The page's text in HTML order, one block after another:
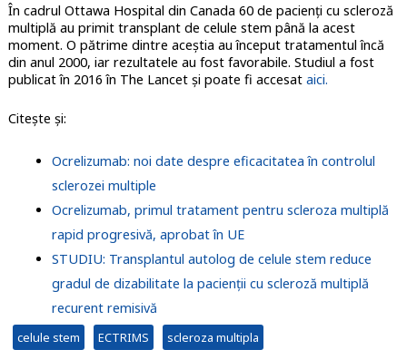
În cadrul Ottawa Hospital din Canada 60 de pacienți cu scleroză
multiplă au primit transplant de celule stem până la acest
moment. O pătrime dintre aceștia au început tratamentul încă
din anul 2000, iar rezultatele au fost favorabile. Studiul a fost
publicat în 2016 în The Lancet și poate fi accesat aici.
Citește și:
Ocrelizumab: noi date despre eficacitatea în controlul
sclerozei multiple
Ocrelizumab, primul tratament pentru scleroza multiplă
rapid progresivă, aprobat în UE
STUDIU: Transplantul autolog de celule stem reduce
gradul de dizabilitate la pacienții cu scleroză multiplă
recurent remisivă
celule stem ECTRIMS scleroza multipla